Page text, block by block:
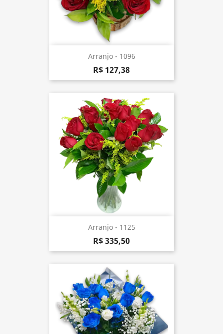
Arranjo - 1096
R$ 127,38
Arranjo - 1125
R$ 335,50